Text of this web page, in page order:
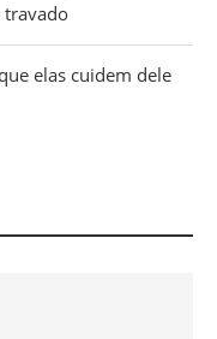
travado
elas cuidem dele